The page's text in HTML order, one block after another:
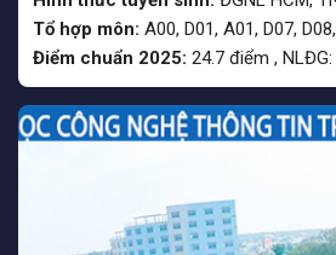
Tổ hợp môn: A00, D01, A01, D07,
Điểm chuẩn 2025: 24.7 điểm , NLĐG: